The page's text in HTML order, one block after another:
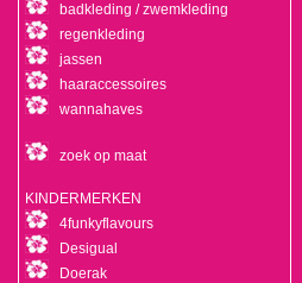
badkleding / zwemkleding
regenkleding
jassen
haaraccessoires
wannahaves
zoek op maat
KINDERMERKEN
4funkyflavours
Desigual
Doerak